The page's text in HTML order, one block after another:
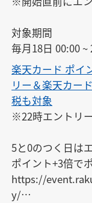
★Amazon・ヤ
https://
※こちらにもご登
対象期間
毎月18日 00:00 ~
★Amazon・ヤフ
https://
※こちらにもご
楽天カード ポイ
リー＆楽天カー
税も対象
※22時エントリ
5と0のつく日は
ポイント+3倍で
https://
y/